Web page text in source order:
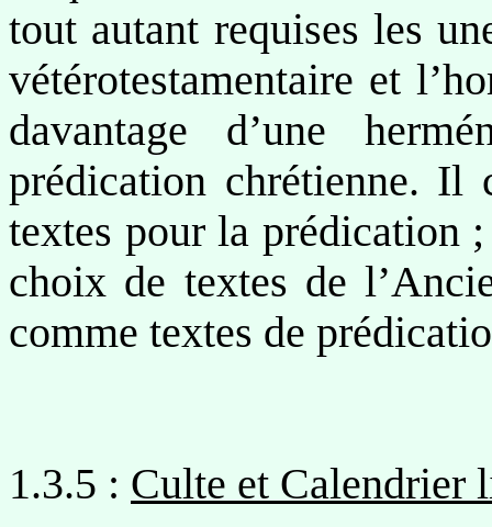
tout autant requises les
vétérotestamentaire et
davantage d’une
prédication chrétienne. Il
textes pour la prédication
choix de textes de
comme textes de
1.3.5 : Culte et Calendrier